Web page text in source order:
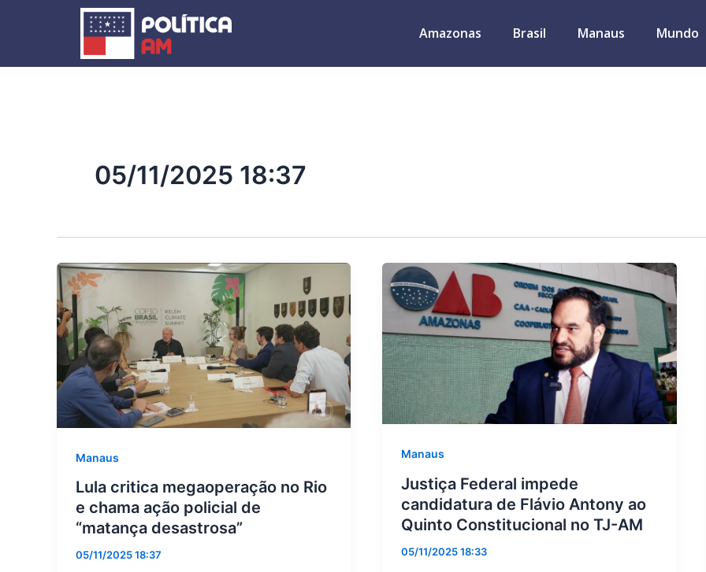
conteúdo
Amazonas Brasil Manaus Mundo
05/11/2025 18:37
Manaus
Lula critica megaoperação no Rio
e chama ação policial de
“matança desastrosa”
05/11/2025 18:37
Manaus
Justiça Federal impede
candidatura de Flávio Antony ao
Quinto Constitucional no TJ-AM
05/11/2025 18:33